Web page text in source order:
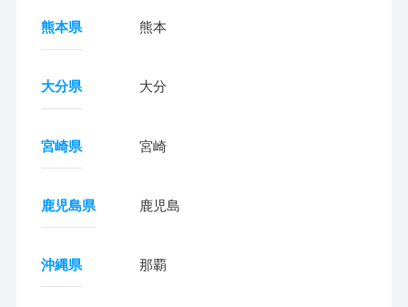
熊本県 熊本
大分県 大分
宮崎県 宮崎
鹿児島県 鹿児島
沖縄県 那覇